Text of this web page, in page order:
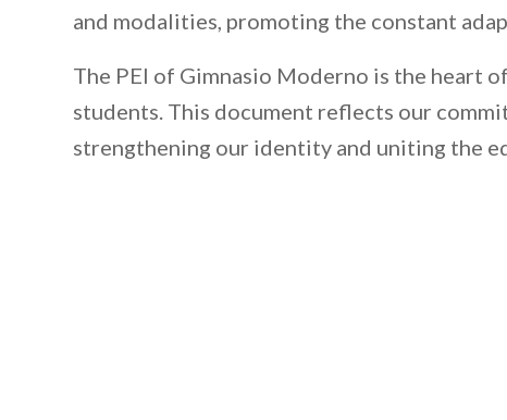
and modalities, promoting the constant
The PEI of Gimnasio Moderno is the heart
students. This document reflects our
strengthening our identity and uniting the